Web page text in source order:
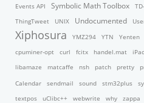
Events API
Symbolic Math Toolbox
ThingTweet
UNIX Undocumented
Xiphosura YMZ294 YTN Yenten
cpuminer-opt
curl fcitx handel.mat
libamaze
matcaffe nsh patch pretty
Calendar
sendmail sound stm32plus
textpos
uClibc++ webwrite why zappa